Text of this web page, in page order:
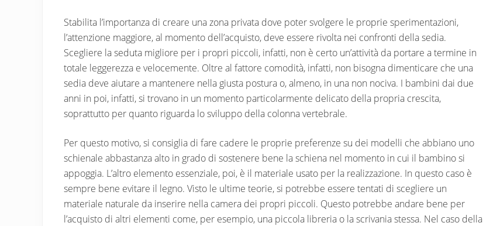
Stabilita l’importanza di creare una zona privata dove poter svolgere le proprie sperimentazioni,
l’attenzione maggiore, al momento dell’acquisto, deve essere rivolta nei confronti della sedia.
Scegliere la seduta migliore per i propri piccoli, infatti, non è certo un’attività da portare a termine in
totale leggerezza e velocemente. Oltre al fattore comodità, infatti, non bisogna dimenticare che una
sedia deve aiutare a mantenere nella giusta postura o, almeno, in una non nociva. I bambini dai due
anni in poi, infatti, si trovano in un momento particolarmente delicato della propria crescita,
soprattutto per quanto riguarda lo sviluppo della colonna vertebrale.
Per questo motivo, si consiglia di fare cadere le proprie preferenze su dei modelli che abbiano uno
schienale abbastanza alto in grado di sostenere bene la schiena nel momento in cui il bambino si
appoggia. L’altro elemento essenziale, poi, è il materiale usato per la realizzazione. In questo caso è
sempre bene evitare il legno. Visto le ultime teorie, si potrebbe essere tentati di scegliere un
materiale naturale da inserire nella camera dei propri piccoli. Questo potrebbe andare bene per
l’acquisto di altri elementi come, per esempio, una piccola libreria o la scrivania stessa. Nel caso della